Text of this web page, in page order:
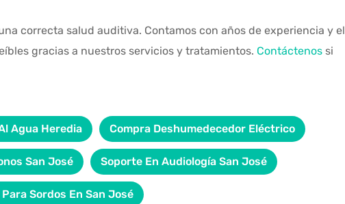
correcta salud auditiva. Contamos con años de experiencia y el
gracias a nuestros servicios y tratamientos. Contáctenos si
Agua Heredia Compra Deshumedecedor Eléctrico
San José Soporte En Audiología San José
Sordos En San José